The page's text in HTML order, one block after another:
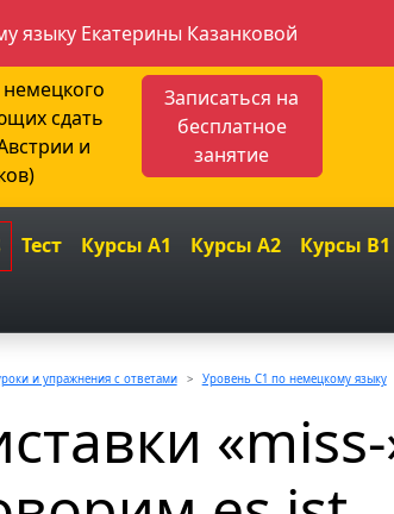
языку Екатерины Казанковой
сдать
и
Записаться на
бесплатное
занятие
Тест Курсы A1 Курсы A2
Курсы B1
и упражнения с ответами Уровень C1 по немецкому языку